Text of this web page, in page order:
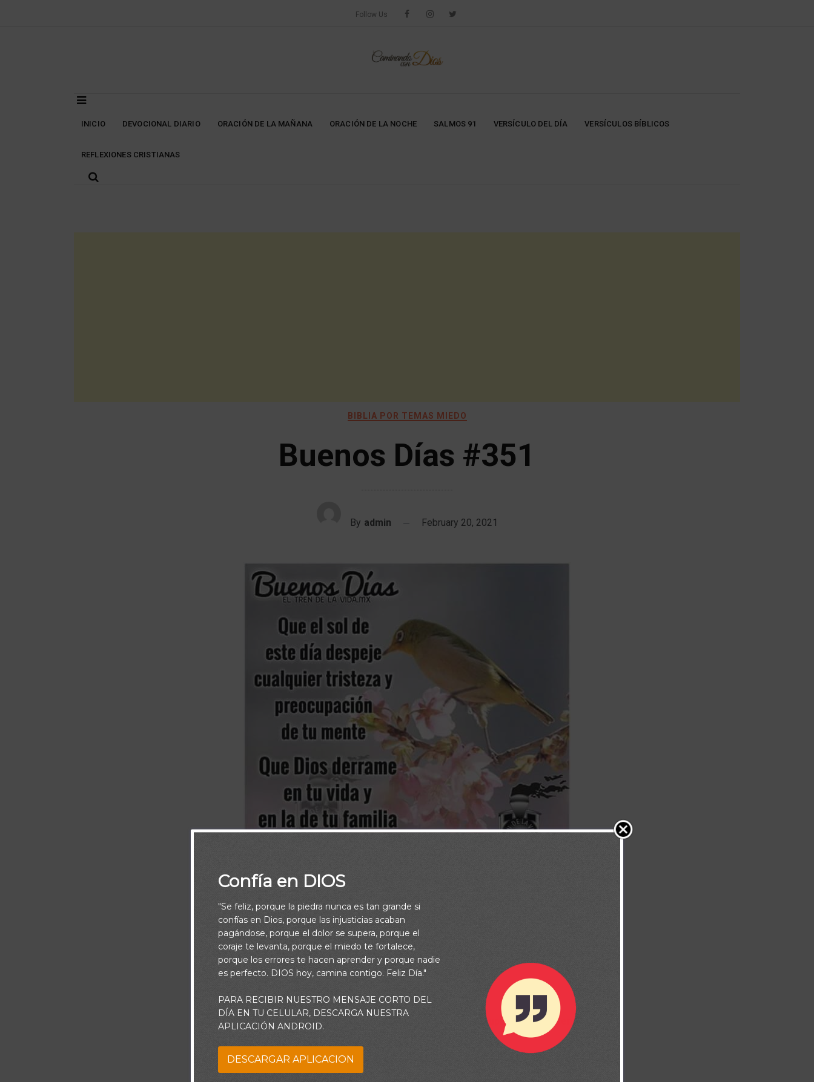
Follow Us
INICIO DEVOCIONAL DIARIO ORACIÓN DE LA MAÑANA ORACIÓN DE LA NOCHE SALMOS 91 VERSÍCULO DEL DÍA VERSÍCULOS BÍBLICOS
REFLEXIONES CRISTIANAS
BIBLIA POR TEMAS MIEDO
Buenos Días #351
By admin February 20, 2021
Que el sol de este día despeje cualquier tristeza y preocupación de tu mente.
Y Que Dios derrame en tu vida y en la de tu familia una hermosa lluvia de bendiciones.
Confía en DIOS
"Se feliz, porque la piedra nunca es tan grande si
confías en Dios, porque las injusticias acaban
pagándose, porque el dolor se supera, porque el
coraje te levanta, porque el miedo te fortalece,
porque los errores te hacen aprender y porque nadie
es perfecto. DIOS hoy, camina contigo. Feliz Día."
PARA RECIBIR NUESTRO MENSAJE CORTO DEL
DÍA EN TU CELULAR, DESCARGA NUESTRA
APLICACIÓN ANDROID.
DESCARGAR APLICACION